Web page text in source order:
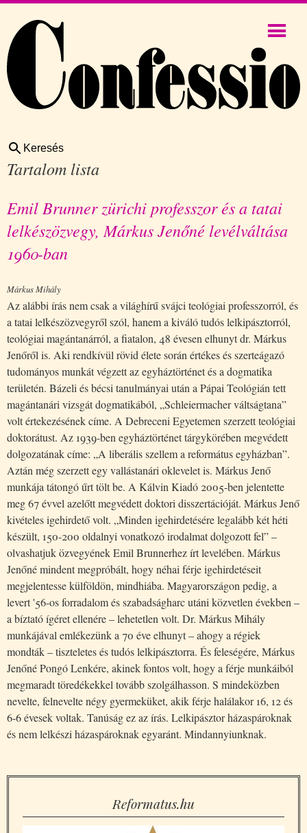
Keresés
Tartalom lista
Emil Brunner zürichi professzor és a tatai
lelkészözvegy, Márkus Jenőné levélváltása
1960-ban
Márkus Mihály
Az alábbi írás nem csak a világhírű svájci teológiai professzorról, és
a tatai lelkészözvegyről szól, hanem a kiváló tudós lelkipásztorról,
teológiai magántanárról, a fiatalon, 48 évesen elhunyt dr. Márkus
Jenőről is. Aki rendkívül rövid élete során értékes és szerteágazó
tudományos munkát végzett az egyháztörténet és a dogmatika
területén. Bázeli és bécsi tanulmányai után a Pápai Teológián tett
magántanári vizsgát dogmatikából, „Schleiermacher váltságtana”
volt értekezésének címe. A Debreceni Egyetemen szerzett teológiai
doktorátust. Az 1939-ben egyháztörténet tárgykörében megvédett
dolgozatának címe: „A liberális szellem a református egyházban”.
Aztán még szerzett egy vallástanári oklevelet is. Márkus Jenő
munkája tátongó űrt tölt be. A Kálvin Kiadó 2005-ben jelentette
meg 67 évvel azelőtt megvédett doktori disszertációját. Márkus Jenő
kivételes igehirdető volt. „Minden igehirdetésére legalább két héti
készült, 150-200 oldalnyi vonatkozó irodalmat dolgozott fel” –
olvashatjuk özvegyének Emil Brunnerhez írt levelében. Márkus
Jenőné mindent megpróbált, hogy néhai férje igehirdetéseit
megjelentesse külföldön, mindhiába. Magyarországon pedig, a
levert '56-os forradalom és szabadságharc utáni közvetlen években –
a bíztató ígéret ellenére – lehetetlen volt. Dr. Márkus Mihály
munkájával emlékezünk a 70 éve elhunyt – ahogy a régiek
mondták – tiszteletes és tudós lelkipásztorra. És feleségére, Márkus
Jenőné Pongó Lenkére, akinek fontos volt, hogy a férje munkáiból
megmaradt töredékekkel tovább szolgálhasson. S mindeközben
nevelte, felnevelte négy gyermeküket, akik férje halálakor 16, 12 és
6-6 évesek voltak. Tanúság ez az írás. Lelkipásztor házaspároknak
és nem lelkészi házaspároknak egyaránt. Mindannyiunknak.
Reformatus.hu